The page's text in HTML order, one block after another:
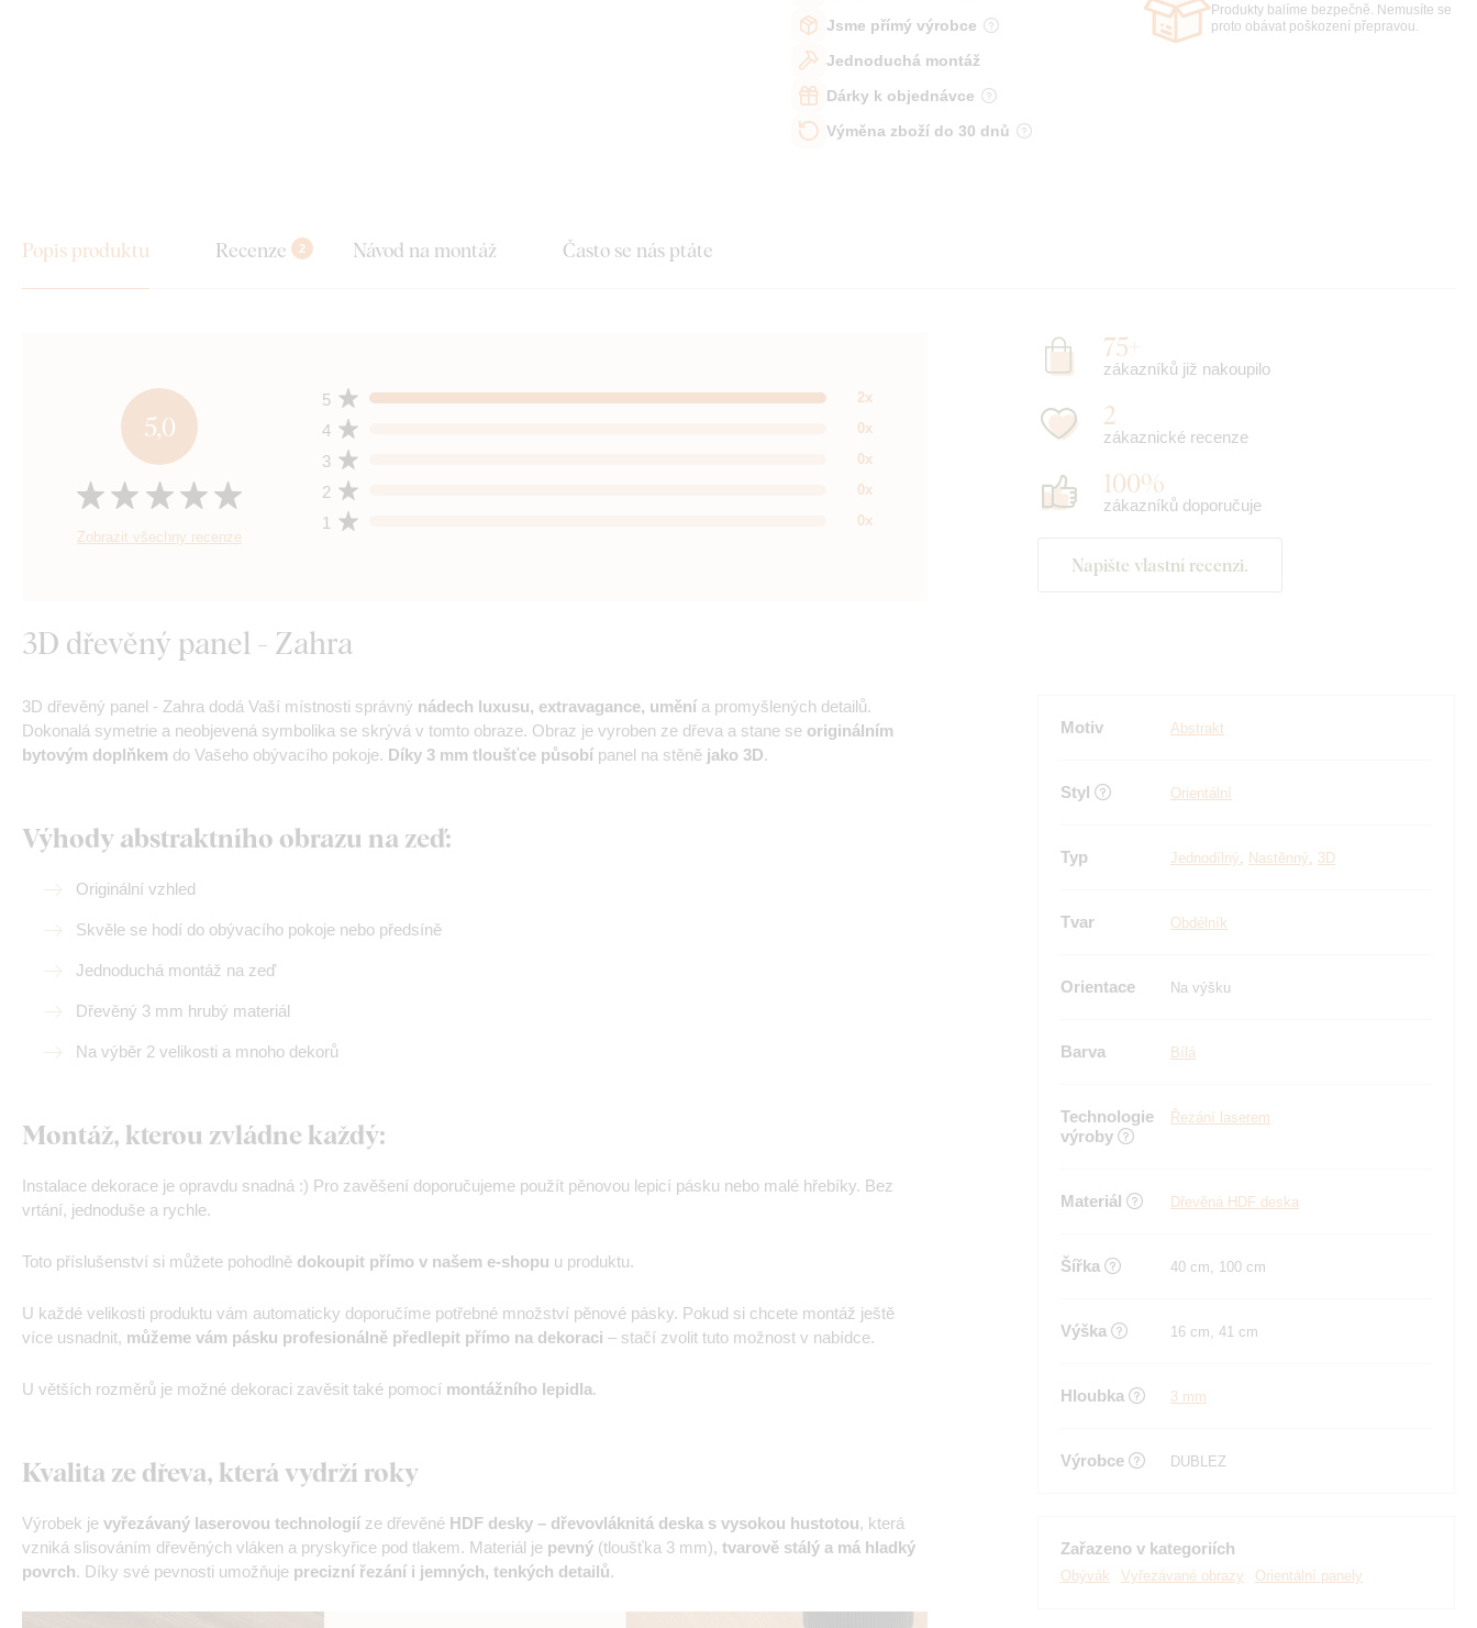
Jsme přímý výrobce
Jednoduchá montáž
Dárky k objednávce
Výměna zboží do 30 dnů
Produkty balíme bezpečně. Nemusíte se
proto obávat poškození přepravou.
Popis produktu Recenze 2 Návod na montáž Často se nás ptáte
5,0
Zobrazit všechny recenze
1 0x
2 0x
3 0x
4 0x
5 2x
75+
zákazníků již nakoupilo
2
zákaznické recenze
100%
zákazníků doporučuje
Napište vlastní recenzi.
3D dřevěný panel - Zahra
3D dřevěný panel - Zahra dodá Vaší místnosti správný nádech luxusu, extravagance, umění a promyšlených detailů.
Dokonalá symetrie a neobjevená symbolika se skrývá v tomto obraze. Obraz je vyroben ze dřeva a stane se originálním
bytovým doplňkem do Vašeho obývacího pokoje. Díky 3 mm tloušťce působí panel na stěně jako 3D.
Výhody abstraktního obrazu na zeď:
Originální vzhled
Skvěle se hodí do obývacího pokoje nebo předsíně
Jednoduchá montáž na zeď
Dřevěný 3 mm hrubý materiál
Na výběr 2 velikosti a mnoho dekorů
Montáž, kterou zvládne každý:
Instalace dekorace je opravdu snadná :) Pro zavěšení doporučujeme použít pěnovou lepicí pásku nebo malé hřebíky. Bez
vrtání, jednoduše a rychle.
Toto příslušenství si můžete pohodlně dokoupit přímo v našem e-shopu u produktu.
U každé velikosti produktu vám automaticky doporučíme potřebné množství pěnové pásky. Pokud si chcete montáž ještě
více usnadnit, můžeme vám pásku profesionálně předlepit přímo na dekoraci – stačí zvolit tuto možnost v nabídce.
U větších rozměrů je možné dekoraci zavěsit také pomocí montážního lepidla.
Kvalita ze dřeva, která vydrží roky
Výrobek je vyřezávaný laserovou technologií ze dřevěné HDF desky – dřevovláknitá deska s vysokou hustotou, která
vzniká slisováním dřevěných vláken a pryskyřice pod tlakem. Materiál je pevný (tloušťka 3 mm), tvarově stálý a má hladký
povrch. Díky své pevnosti umožňuje precizní řezání i jemných, tenkých detailů.
Motiv Abstrakt
Styl Orientální
Typ Jednodílný, Nastěnný, 3D
Tvar Obdélník
Orientace Na výšku
Barva Bílá
Technologie
výroby
Řezání laserem
Materiál Dřevěná HDF deska
Šířka 40 cm, 100 cm
Výška 16 cm, 41 cm
Hloubka 3 mm
Výrobce DUBLEZ
Zařazeno v kategoriích
Obývák Vyřezávané obrazy Orientální panely